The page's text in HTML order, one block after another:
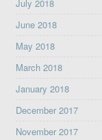
July 2018
June 2018
May 2018
March 2018
January 2018
December 2017
November 2017